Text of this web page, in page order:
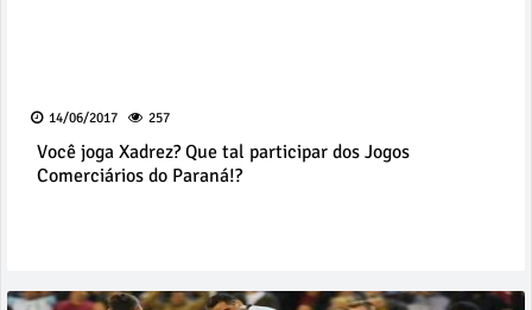
14/06/2017 257
Você joga Xadrez? Que tal participar dos Jogos
Comerciários do Paraná!?